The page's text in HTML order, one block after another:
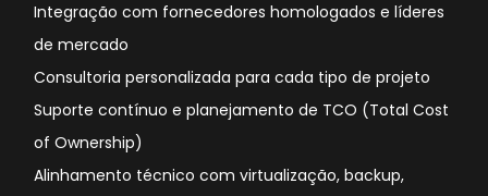
Integração com fornecedores homologados e líderes
de mercado
Consultoria personalizada para cada tipo de projeto
Suporte contínuo e planejamento de TCO (Total Cost
of Ownership)
Alinhamento técnico com virtualização, backup,